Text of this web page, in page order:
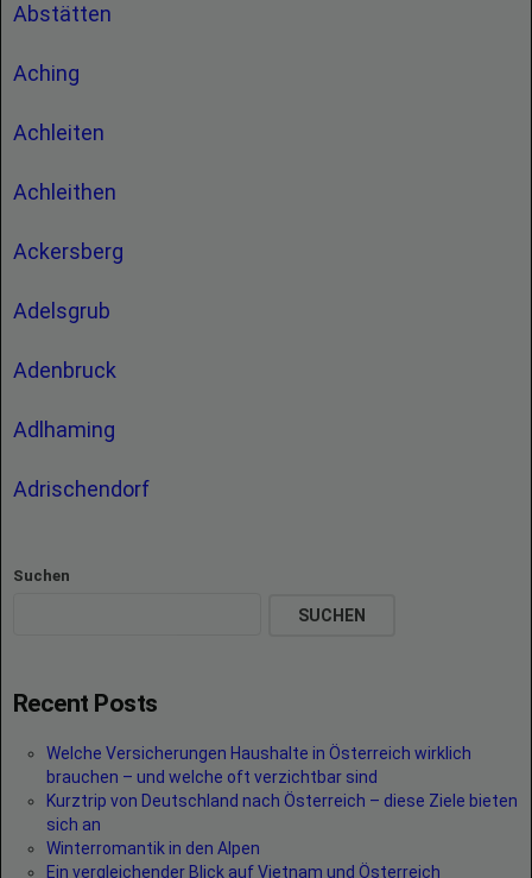
Abstätten
Aching
Achleiten
Achleithen
Ackersberg
Adelsgrub
Adenbruck
Adlhaming
Adrischendorf
Suchen
SUCHEN
Recent Posts
Welche Versicherungen Haushalte in Österreich wirklich
brauchen – und welche oft verzichtbar sind
Kurztrip von Deutschland nach Österreich – diese Ziele bieten
sich an
Winterromantik in den Alpen
Ein vergleichender Blick auf Vietnam und Österreich